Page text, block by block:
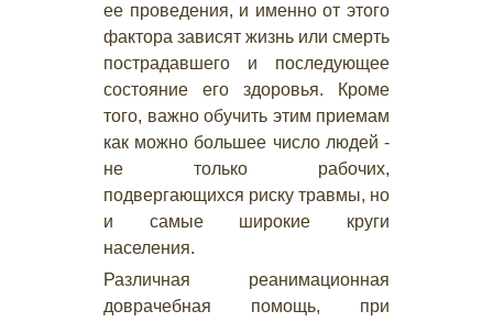
ее проведения, и именно от этого
фактора зависят жизнь или смерть
пострадавшего и последующее
состояние его здоровья. Кроме
того, важно обучить этим приемам
как можно большее число людей -
не только рабочих,
подвергающихся риску травмы, но
и самые широкие круги
населения.
Различная реанимационная
доврачебная помощь, при